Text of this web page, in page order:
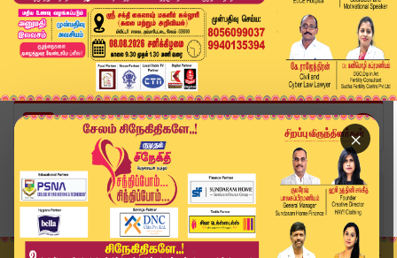
×
Home
வீடியோ ஸ்டோரி
Bihar Election Results | வெற்றி முகத்துடன் பிரத...